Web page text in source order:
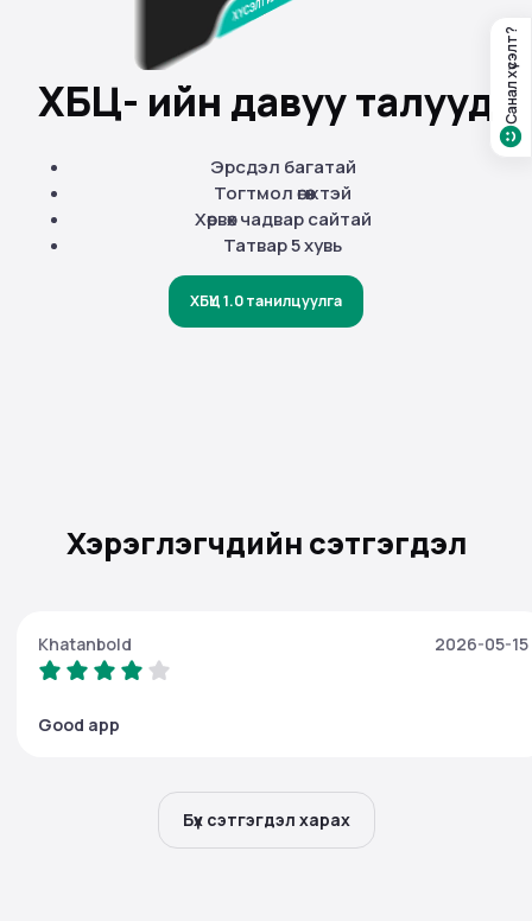
Санал хүсэлт?
ХБҮЦ- ийн давуу талууд
Эрсдэл багатай
Тогтмол өгөөжтэй
Хөрвөх чадвар сайтай
Татвар 5 хувь
ХБҮЦ 1.0 танилцуулга
Хэрэглэгчдийн сэтгэгдэл
Khatanbold 2026-05-15
Good app
Бүх сэтгэгдэл харах